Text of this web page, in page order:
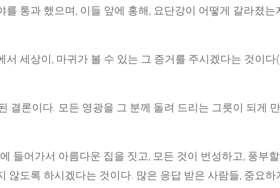
를 통과 했으며, 이들 앞에 홍해, 요단강이 어떻게 갈라졌는
서 세상이, 마귀가 볼 수 있는 그 증거를 주시겠다는 것이다(
결론이다. 모든 영광을 그 분께 돌려 드리는 그릇이 되게
들어가서 아름다운 집을 짓고, 모든 것이 번성하고, 풍부
않도록 하시겠다는 것이다. 많은 응답 받은 사람들, 중요하